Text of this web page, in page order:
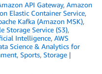
API Gateway, Amazon
Elastic Container Service,
Kafka (Amazon MSK),
Storage Service (S3),
Intelligence, AWS
Science & Analytics for
, Sports, Storage